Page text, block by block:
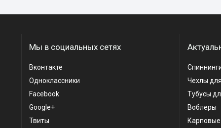
Мы в социальных сетях
Вконтакте
Одноклассники
Facebook
Google+
Твиты
Чехлы
Тубусы
Воблеры